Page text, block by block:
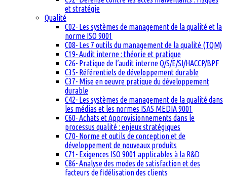
et stratégie
Qualité
C02- Les systèmes de management de la qualité et la
norme ISO 9001
C08- Les 7 outils du management de la qualité (TQM)
C19- Audit interne : théorie et pratique
C26- Pratique de l’audit interne Q/S/E/SI/HACCP/BPF
C35- Référentiels de développement durable
C37- Mise en oeuvre pratique du développement
durable
C42- Les systèmes de management de la qualité dans
les médias et les normes ISAS MEDIA 9001
C60- Achats et Approvisionnements dans le
processus qualité : enjeux stratégiques
C70- Norme et outils de conception et de
développement de nouveaux produits
C71- Exigences ISO 9001 applicables à la R&D
C86- Analyse des modes de satisfaction et des
facteurs de fidélisation des clients